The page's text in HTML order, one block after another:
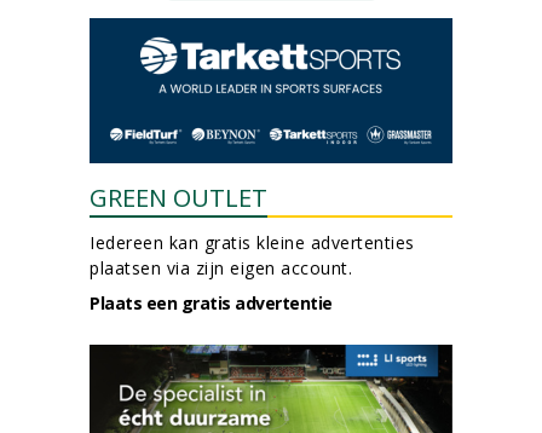
GREEN OUTLET
Iedereen kan gratis kleine advertenties
plaatsen via zijn eigen account.
Plaats een gratis advertentie